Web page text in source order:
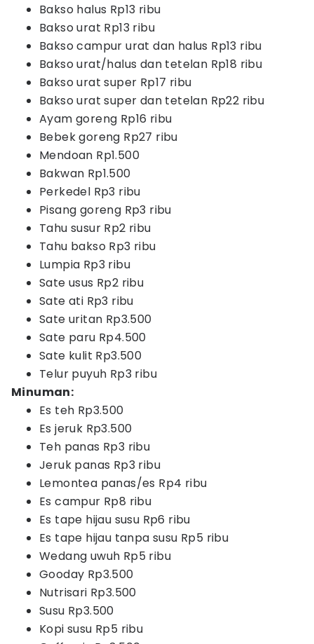
Bakso halus Rp13 ribu
Bakso urat Rp13 ribu
Bakso campur urat dan halus Rp13 ribu
Bakso urat/halus dan tetelan Rp18 ribu
Bakso urat super Rp17 ribu
Bakso urat super dan tetelan Rp22 ribu
Ayam goreng Rp16 ribu
Bebek goreng Rp27 ribu
Mendoan Rp1.500
Bakwan Rp1.500
Perkedel Rp3 ribu
Pisang goreng Rp3 ribu
Tahu susur Rp2 ribu
Tahu bakso Rp3 ribu
Lumpia Rp3 ribu
Sate usus Rp2 ribu
Sate ati Rp3 ribu
Sate uritan Rp3.500
Sate paru Rp4.500
Sate kulit Rp3.500
Telur puyuh Rp3 ribu
Minuman:
Es teh Rp3.500
Es jeruk Rp3.500
Teh panas Rp3 ribu
Jeruk panas Rp3 ribu
Lemontea panas/es Rp4 ribu
Es campur Rp8 ribu
Es tape hijau susu Rp6 ribu
Es tape hijau tanpa susu Rp5 ribu
Wedang uwuh Rp5 ribu
Gooday Rp3.500
Nutrisari Rp3.500
Susu Rp3.500
Kopi susu Rp5 ribu